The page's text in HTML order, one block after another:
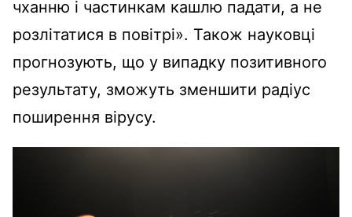
чханню і частинкам кашлю падати, а не
розлітатися в повітрі». Також науковці
прогнозують, що у випадку позитивного
результату, зможуть зменшити радіус
поширення вірусу.